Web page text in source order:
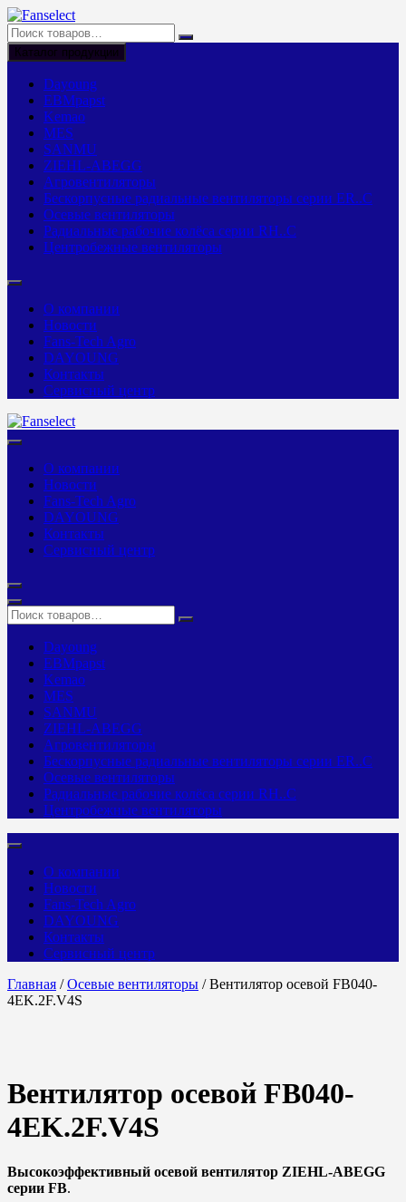
Перейти
к
содержимому
Каталог продукции
Dayoung
EBMpapst
Kemao
MES
SANMU
ZIEHL-ABEGG
Агровентиляторы
Бескорпусные радиальные вентиляторы серии ER..C
Осевые вентиляторы
Радиальные рабочие колёса серии RH..C
Центробежные вентиляторы
О компании
Новости
Fans-Tech Agro
DAYOUNG
Контакты
Сервисный центр
О компании
Новости
Fans-Tech Agro
DAYOUNG
Контакты
Сервисный центр
Dayoung
EBMpapst
Kemao
MES
SANMU
ZIEHL-ABEGG
Агровентиляторы
Бескорпусные радиальные вентиляторы серии ER..C
Осевые вентиляторы
Радиальные рабочие колёса серии RH..C
Центробежные вентиляторы
О компании
Новости
Fans-Tech Agro
DAYOUNG
Контакты
Сервисный центр
Главная /Осевые вентиляторы / Вентилятор осевой FB040-
4EK.2F.V4S
Вентилятор осевой FB040-
4EK.2F.V4S
Высокоэффективный осевой вентилятор ZIEHL-ABEGG
серии FB.